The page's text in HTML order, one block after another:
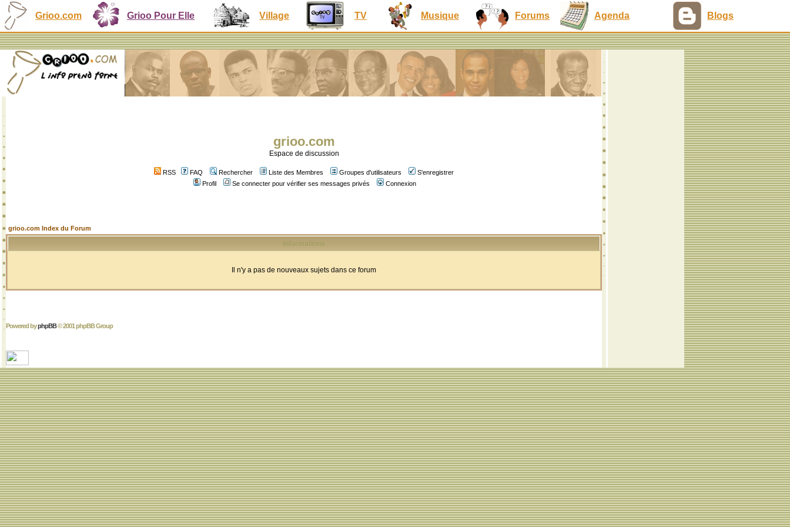
Grioo.com Grioo Pour Elle Village TV Musique Forums Agenda Blogs
grioo.com
Espace de discussion
RSS FAQ Rechercher Liste des Membres Groupes d'utilisateurs
S'enregistrer
Profil
Se connecter pour vérifier ses messages privés Connexion
grioo.com Index du Forum
Informations
Il n'y a pas de nouveaux sujets dans ce forum
Powered byphpBB© 2001 phpBB Group